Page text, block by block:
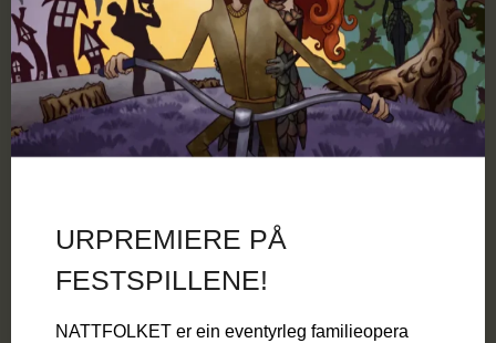
URPREMIERE PÅ
FESTSPILLENE!
NATTFOLKET er ein eventyrleg familieopera